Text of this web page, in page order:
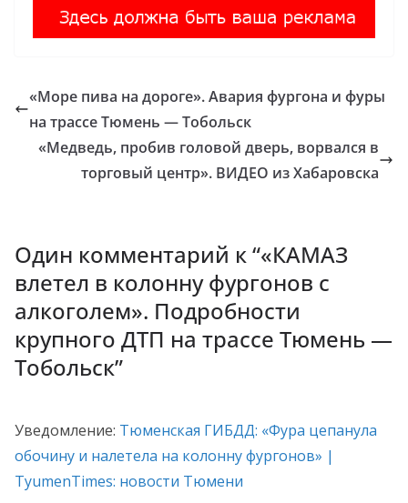
«Море пива на дороге». Авария фургона и фуры
на трассе Тюмень — Тобольск
«Медведь, пробив головой дверь, ворвался в
торговый центр». ВИДЕО из Хабаровска
Один комментарий к “«КАМАЗ
влетел в колонну фургонов с
алкоголем». Подробности
крупного ДТП на трассе Тюмень —
Тобольск”
Уведомление: Тюменская ГИБДД: «Фура цепанула
обочину и налетела на колонну фургонов» |
TyumenTimes: новости Тюмени